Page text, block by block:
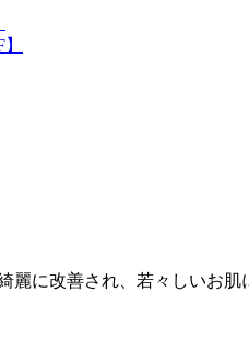
に改善され、若々しいお